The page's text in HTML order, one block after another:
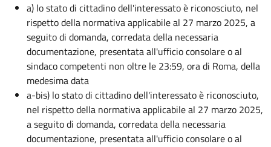
a) lo stato di cittadino dell'interessato è riconosciuto, nel
rispetto della normativa applicabile al 27 marzo 2025, a
seguito di domanda, corredata della necessaria
documentazione, presentata all'ufficio consolare o al
sindaco competenti non oltre le 23:59, ora di Roma, della
medesima data
a-bis) lo stato di cittadino dell'interessato è riconosciuto,
nel rispetto della normativa applicabile al 27 marzo 2025,
a seguito di domanda, corredata della necessaria
documentazione, presentata all'ufficio consolare o al